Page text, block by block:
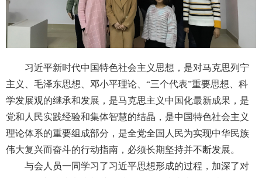
习近平新时代中国特色社会主义思想，是对马克思列宁
主义、毛泽东思想、邓小平理论、“三个代表”重要思想、科
学发展观的继承和发展，是马克思主义中国化最新成果，是
党和人民实践经验和集体智慧的结晶，是中国特色社会主义
理论体系的重要组成部分，是全党全国人民为实现中华民族
伟大复兴而奋斗的行动指南，必须长期坚持并不断发展。
与会人员一同学习了习近平思想形成的过程，加深了对